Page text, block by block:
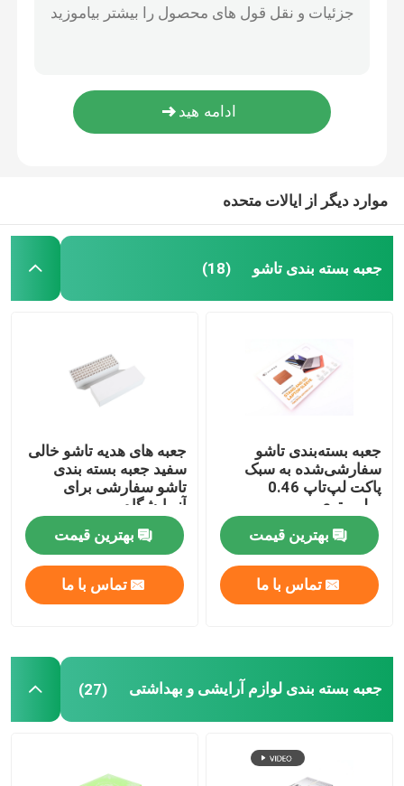
جعبه بسته بندی لوازم آرایشی و بهداشتی
جعبه راه راه کاغذی
پایه نمایش مقوایی
جعبه بسته بندی اسباب بازی
جعبه مقوایی الکترونیک
جعبه مقوایی جواهرات
جعبه بسته بندی پوشاک
جعبه کادو با پوشش UV، جعبه مقوایی به سبک کشو CDR با درب مغناطیسی
موارد دیگر از ایالات متحده
جعبه بسته بندی تاشو (18)
جعبه بسته‌بندی تاشو
سفارشی‌شده به سبک
پاکت لپ‌تاپ 0.46
میلی‌متری
بهترین قیمت
تماس با ما
جعبه های هدیه تاشو خالی
سفید جعبه بسته بندی
تاشو سفارشی برای
آزمایشگاه
بهترین قیمت
تماس با ما
جعبه بسته بندی لوازم آرایشی و بهداشتی (27)